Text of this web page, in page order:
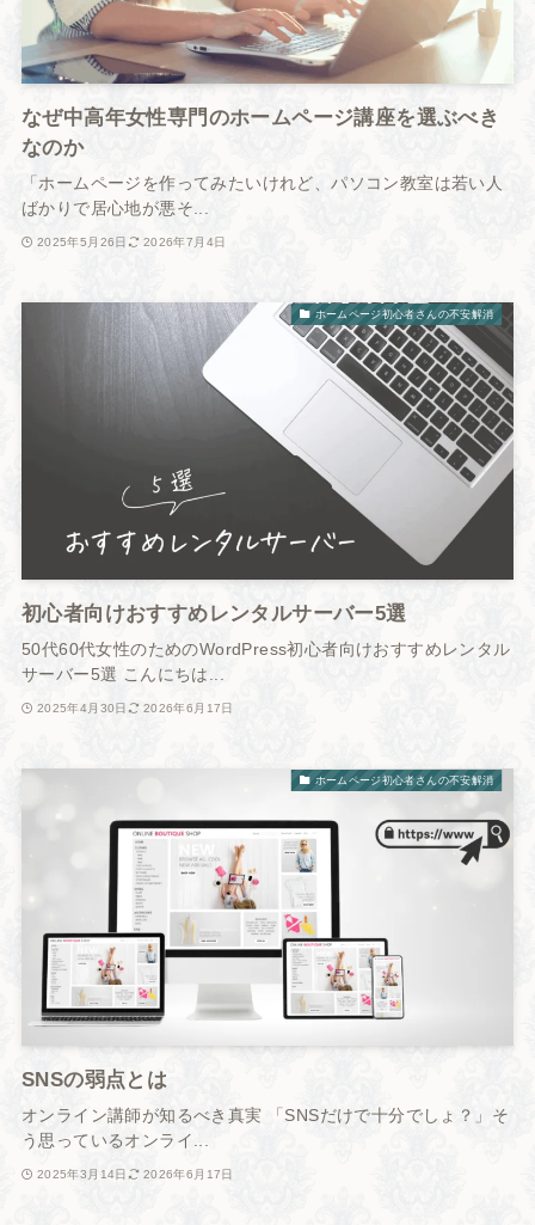
なぜ中高年女性専門のホームページ講座を選ぶべき
なのか
「ホームページを作ってみたいけれど、パソコン教室は若い人
ばかりで居心地が悪そ...
2025年5月26日 2026年7月4日
ホームページ初心者さんの不安解消
初心者向けおすすめレンタルサーバー5選
50代60代女性のためのWordPress初心者向けおすすめレンタル
サーバー5選 こんにちは...
2025年4月30日 2026年6月17日
ホームページ初心者さんの不安解消
SNSの弱点とは
オンライン講師が知るべき真実 「SNSだけで十分でしょ？」そ
う思っているオンライ...
2025年3月14日 2026年6月17日